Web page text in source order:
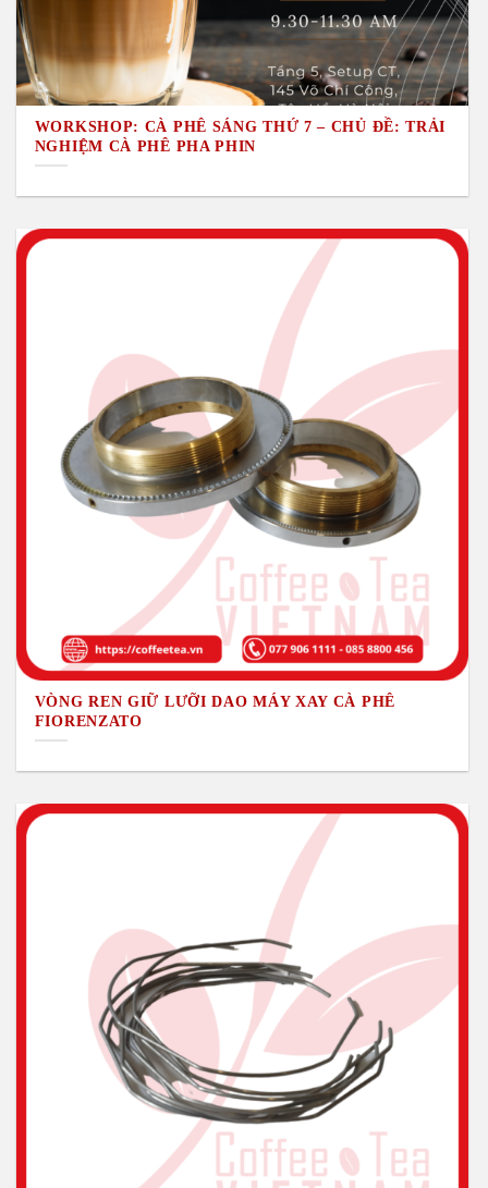
WORKSHOP: CÀ PHÊ SÁNG THỨ 7 – CHỦ ĐỀ: TRẢI
NGHIỆM CÀ PHÊ PHA PHIN
VÒNG REN GIỮ LƯỠI DAO MÁY XAY CÀ PHÊ
FIORENZATO